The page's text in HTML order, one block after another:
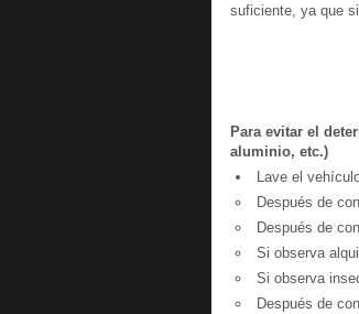
suficiente, ya que
Para evitar el
aluminio, etc.)
Lave el
Después de
Después de
Si observa
Si observa
Después de